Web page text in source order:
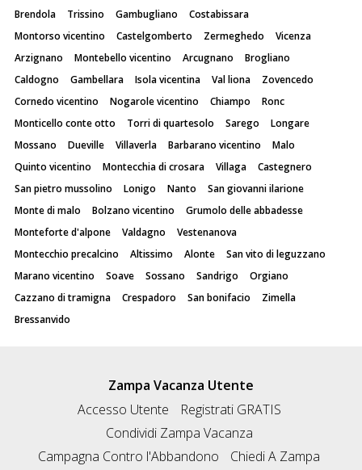
Brendola
Trissino Gambugliano
Costabissara
Montorso vicentino
Castelgomberto Zermeghedo
Vicenza
Arzignano
Montebello vicentino Arcugnano
Brogliano
Caldogno
Gambellara Isola vicentina Val liona
Zovencedo
Cornedo vicentino
Nogarole vicentino Chiampo
Ronc
Monticello conte otto
Torri di quartesolo Sarego
Longare
Mossano
Dueville Villaverla Barbarano vicentino
Malo
Quinto vicentino
Montecchia di crosara Villaga
Castegnero
San pietro mussolino
Lonigo Nanto
San giovanni ilarione
Monte di malo
Bolzano vicentino
Grumolo delle abbadesse
Monteforte d'alpone
Valdagno
Vestenanova
Montecchio precalcino
Altissimo Alonte
San vito di leguzzano
Marano vicentino
Soave Sossano Sandrigo
Orgiano
Cazzano di tramigna
Crespadoro San bonifacio
Zimella
Bressanvido
Zampa Vacanza Utente
Accesso Utente
Registrati GRATIS
Condividi Zampa Vacanza
Campagna Contro l'Abbandono
Chiedi A Zampa